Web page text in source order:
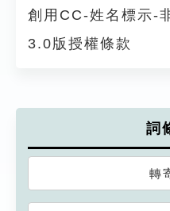
創用CC-姓名標示-
3.0版授權條款
詞
轉